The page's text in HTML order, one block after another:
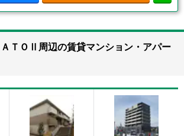
ＴＯⅡ周辺の賃貸マンション・アパー